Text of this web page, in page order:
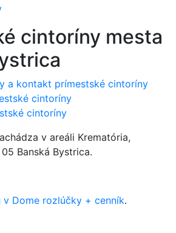
cintoríny mesta
a kontakt prímestské cintoríny
cintoríny
cintoríny
v areáli Krematória,
Banská Bystrica.
v Dome rozlúčky + cenník.